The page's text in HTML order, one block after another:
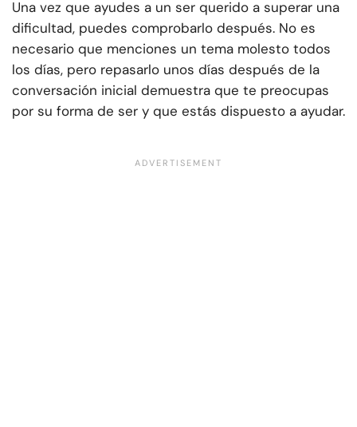
Una vez que ayudes a un ser querido a superar una
dificultad, puedes comprobarlo después. No es
necesario que menciones un tema molesto todos
los días, pero repasarlo unos días después de la
conversación inicial demuestra que te preocupas
por su forma de ser y que estás dispuesto a ayudar.